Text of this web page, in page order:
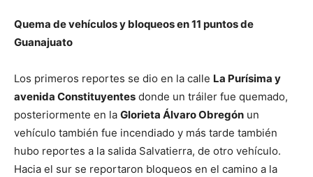
Quema de vehículos y bloqueos en 11 puntos de
Guanajuato
Los primeros reportes se dio en la calle La Purísima y
avenida Constituyentes donde un tráiler fue quemado,
posteriormente en la Glorieta Álvaro Obregón un
vehículo también fue incendiado y más tarde también
hubo reportes a la salida Salvatierra, de otro vehículo.
Hacia el sur se reportaron bloqueos en el camino a la